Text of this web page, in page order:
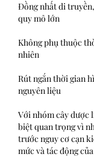
Đồng nhất di
quy mô lớn
Không phụ thuộc
nhiên
Rút ngắn thời gian
nguyên liệu
Với nhóm cây dược
biệt quan trọng vì
trước nguy cơ cạn
mức và tác động